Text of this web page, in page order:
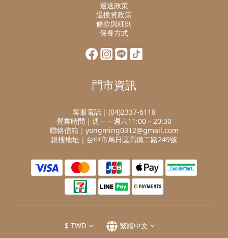
運送政策
退換貨政策
條款與細則
保養方式
門市資訊
客服電話｜(04)2337-6118
營業時間｜週一－週六11:00－20:30
聯絡信箱｜yongming0312@gmail.com
銀樓地址｜台中市烏日區高鐵二路249號
$ TWD 繁體中文